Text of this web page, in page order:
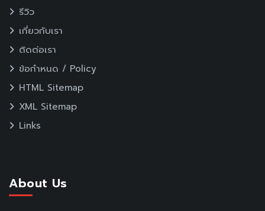
รีวิว
เกี่ยวกับเรา
ติดต่อเรา
ข้อกำหนด / Policy
HTML Sitemap
XML Sitemap
Links
About Us